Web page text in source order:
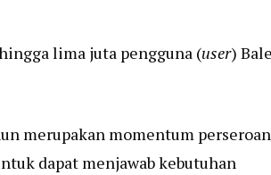
lima juta pengguna (user)
merupakan momentum perseroan
dapat menjawab kebutuhan